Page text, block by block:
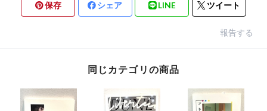
保存 シェア LINE ツイート
報告する
同じカテゴリの商品